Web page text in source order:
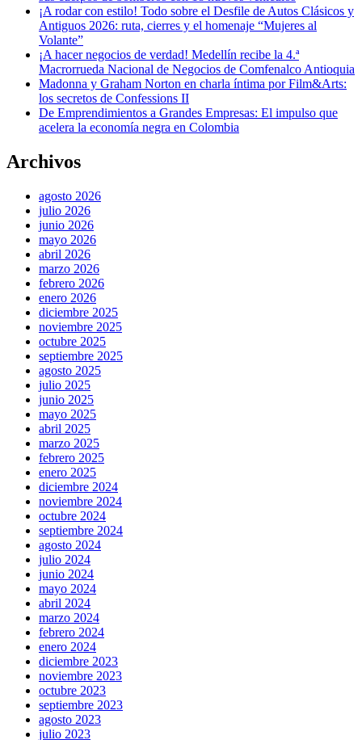
¡A rodar con estilo! Todo sobre el Desfile de Autos Clásicos y
Antiguos 2026: ruta, cierres y el homenaje “Mujeres al
Volante”
¡A hacer negocios de verdad! Medellín recibe la 4.ª
Macrorrueda Nacional de Negocios de Comfenalco Antioquia
Madonna y Graham Norton en charla íntima por Film&Arts:
los secretos de Confessions II
De Emprendimientos a Grandes Empresas: El impulso que
acelera la economía negra en Colombia
Archivos
agosto 2026
julio 2026
junio 2026
mayo 2026
abril 2026
marzo 2026
febrero 2026
enero 2026
diciembre 2025
noviembre 2025
octubre 2025
septiembre 2025
agosto 2025
julio 2025
junio 2025
mayo 2025
abril 2025
marzo 2025
febrero 2025
enero 2025
diciembre 2024
noviembre 2024
octubre 2024
septiembre 2024
agosto 2024
julio 2024
junio 2024
mayo 2024
abril 2024
marzo 2024
febrero 2024
enero 2024
diciembre 2023
noviembre 2023
octubre 2023
septiembre 2023
agosto 2023
julio 2023